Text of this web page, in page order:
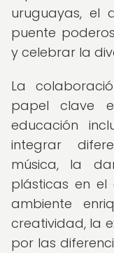
uruguayas, el
puente
y celebrar la
La
papel clave
educación
integrar
música, la
plásticas en el
ambiente
creatividad, la
por las